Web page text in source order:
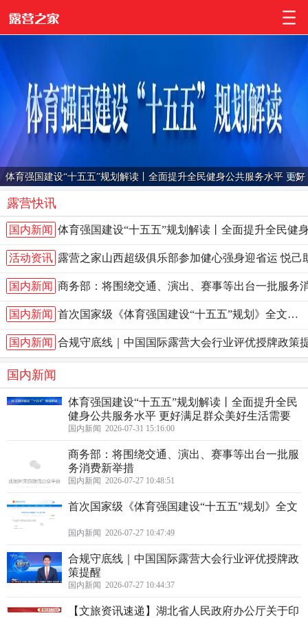
体育强国建设“十五五”规划解读丨全面提升全民健身公共服务水平 更好
满足群众美好生活需要…
1/5
露营快讯
国内新闻 体育强国建设“十五五”规划解读丨全面提升全民健
活动资讯 露营之家山西超级俱乐部参加健心强身迎省运 悦
国内新闻 商务部：将围绕交通、演出、赛事等出台一批服务
国内新闻 首次国家级《体育强国建设“十五五”规划》全文…
国内新闻 合规守底线｜中国国际露营大会行业评优授牌政策
国内新闻
体育强国建设“十五五”规划解读丨全面提升全民
健身公共服务水平 更好满足群众美好生活需要
国内新闻 2026-07-31 15:16:00
商务部：将围绕交通、演出、赛事等出台一批服
务消费新举措
国内新闻 2026-07-27 10:48:51
首次国家级《体育强国建设“十五五”规划》全文
国内新闻 2026-07-27 10:47:49
合规守底线｜中国国际露营大会行业评优授牌政
策提醒
国内新闻 2026-07-27 10:44:37
【文旅资讯速递】湖北省人民政府办公厅关于印